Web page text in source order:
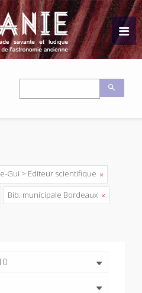
Gui > Editeur scientifique
Bib. municipale Bordeaux